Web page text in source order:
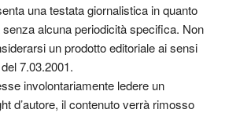
una testata giornalistica in quanto
alcuna periodicità specifica. Non
un prodotto editoriale ai sensi
7.03.2001.
involontariamente ledere un
d’autore, il contenuto verrà rimosso